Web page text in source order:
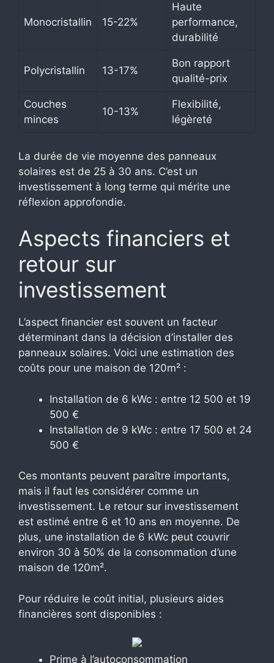
Monocristallin 15-22%
Haute
performance,
durabilité
Polycristallin 13-17%
Bon rapport
qualité-prix
Couches
minces
10-13%
Flexibilité,
légèreté
La durée de vie moyenne des panneaux
solaires est de 25 à 30 ans. C’est un
investissement à long terme qui mérite une
réflexion approfondie.
Aspects financiers et
retour sur
investissement
L’aspect financier est souvent un facteur
déterminant dans la décision d’installer des
panneaux solaires. Voici une estimation des
coûts pour une maison de 120m² :
Installation de 6 kWc : entre 12 500 et 19
500 €
Installation de 9 kWc : entre 17 500 et 24
500 €
Ces montants peuvent paraître importants,
mais il faut les considérer comme un
investissement. Le retour sur investissement
est estimé entre 6 et 10 ans en moyenne. De
plus, une installation de 6 kWc peut couvrir
environ 30 à 50% de la consommation d’une
maison de 120m².
Pour réduire le coût initial, plusieurs aides
financières sont disponibles :
Prime à l’autoconsommation